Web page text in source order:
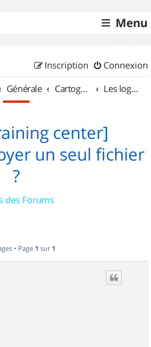
Menu
Connexion
Inscription
Générale Cartographie et GPS Les logiciels
center]
un seul fichier
?
des Forums
• Page 1 sur 1